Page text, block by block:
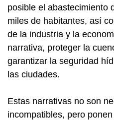
posible el abastecimiento
miles de habitantes, así
de la industria y la
narrativa, proteger la
garantizar la seguridad
las ciudades.
Estas narrativas no son
incompatibles, pero